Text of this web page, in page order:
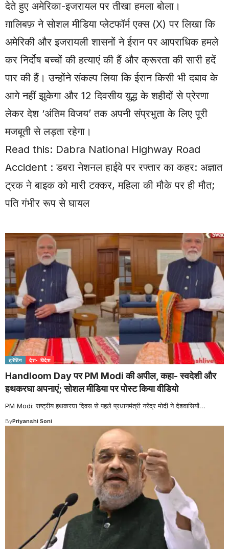
देते हुए अमेरिका-इजरायल पर तीखा हमला बोला।
ग़ालिबफ़ ने सोशल मीडिया प्लेटफॉर्म एक्स (X) पर लिखा कि
अमेरिकी और इजरायली शासनों ने ईरान पर आपराधिक हमले
कर निर्दोष बच्चों की हत्याएं की हैं और क्रूरता की सारी हदें
पार की हैं। उन्होंने संकल्प लिया कि ईरान किसी भी दबाव के
आगे नहीं झुकेगा और 12 दिवसीय युद्ध के शहीदों से प्रेरणा
लेकर देश ‘अंतिम विजय’ तक अपनी संप्रभुता के लिए पूरी
मजबूती से लड़ता रहेगा।
Read this: Dabra National Highway Road
Accident : डबरा नेशनल हाईवे पर रफ्तार का कहर: अज्ञात
ट्रक ने बाइक को मारी टक्कर, महिला की मौके पर ही मौत;
पति गंभीर रूप से घायल
ट्रेंडिंग देश- विदेश
Handloom Day पर PM Modi की अपील, कहा- स्वदेशी और
हथकरघा अपनाएं; सोशल मीडिया पर पोस्ट किया वीडियो
PM Modi: राष्ट्रीय हथकरघा दिवस से पहले प्रधानमंत्री नरेंद्र मोदी ने देशवासियों…
ByPriyanshi Soni